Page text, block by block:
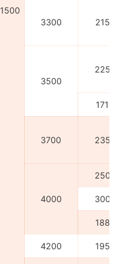
1500
3300
2150
3500
2250
1715
3700
2350
4000
2500
3000
1885
4200 1955